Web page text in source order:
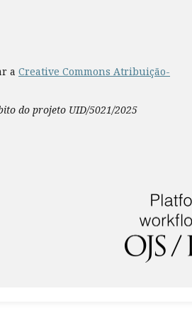
a Creative Commons Atribuição-
do projeto UID/5021/2025